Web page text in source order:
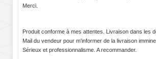
Merci.
Produit conforme à mes attentes. Livraison dans les
Mail du vendeur pour m'informer de la livraison
Sérieux et professionnalisme. A recommander.